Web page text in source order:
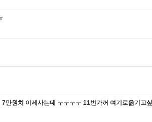
만원치 이제사는데 ㅜㅜㅜㅜ 11번가꺼 여기로옮기고